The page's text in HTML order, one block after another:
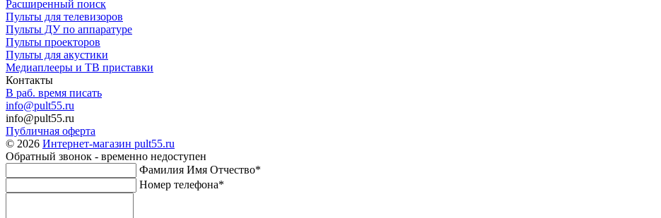
Расширенный поиск
Пульты для телевизоров
Пульты ДУ по аппаратуре
Пульты проекторов
Пульты для акустики
Медиаплееры и ТВ приставки
Контакты
В раб. время писать
info@pult55.ru
info@pult55.ru
Публичная оферта
© 2026 Интернет-магазин pult55.ru
Обратный звонок - временно недоступен
Фамилия Имя Отчество*
Номер телефона*